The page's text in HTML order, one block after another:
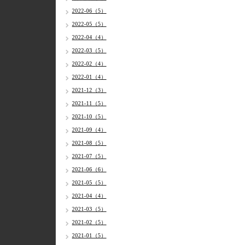
2022-06（5）
2022-05（5）
2022-04（4）
2022-03（5）
2022-02（4）
2022-01（4）
2021-12（3）
2021-11（5）
2021-10（5）
2021-09（4）
2021-08（5）
2021-07（5）
2021-06（6）
2021-05（5）
2021-04（4）
2021-03（5）
2021-02（5）
2021-01（5）